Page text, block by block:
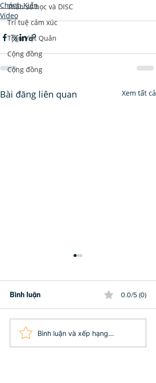
Thần số học và DISC
Trí tuệ cảm xúc
Trần Việt Quân
Cộng đồng
Cộng đồng
Chánh Kiến
Video
Bài đăng liên quan Xem tất cả
Phật dạy: Có 10 cách
tạo phước đức ai cũng
Bình luận 0.0/5 (0)
Bình luận và xếp hạng...